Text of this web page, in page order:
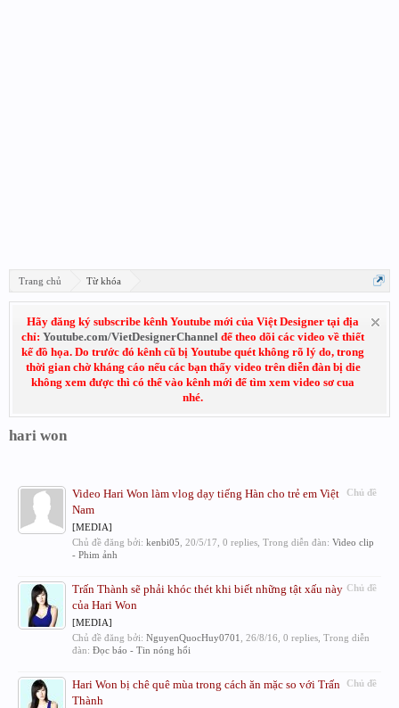
Trang chủ Từ khóa
Hãy đăng ký subscribe kênh Youtube mới của Việt Designer tại địa
chỉ: Youtube.com/VietDesignerChannel để theo dõi các video về thiết
kế đồ họa. Do trước đó kênh cũ bị Youtube quét không rõ lý do, trong
thời gian chờ kháng cáo nếu các bạn thấy video trên diễn đàn bị die
không xem được thì có thể vào kênh mới để tìm xem video sơ cua
nhé.
hari won
Chủ đề
Video Hari Won làm vlog dạy tiếng Hàn cho trẻ em Việt
Nam
[MEDIA]
Chủ đề đăng bởi: kenbi05 20/5/17 , 0 replies, Trong diễn đàn: Video clip
- Phim ảnh
Chủ đề
Trấn Thành sẽ phải khóc thét khi biết những tật xấu này
của Hari Won
[MEDIA]
Chủ đề đăng bởi: NguyenQuocHuy0701 26/8/16 , 0 replies, Trong diễn
đàn: Đọc báo - Tin nóng hổi
Chủ đề
Hari Won bị chê quê mùa trong cách ăn mặc so với Trấn
Thành